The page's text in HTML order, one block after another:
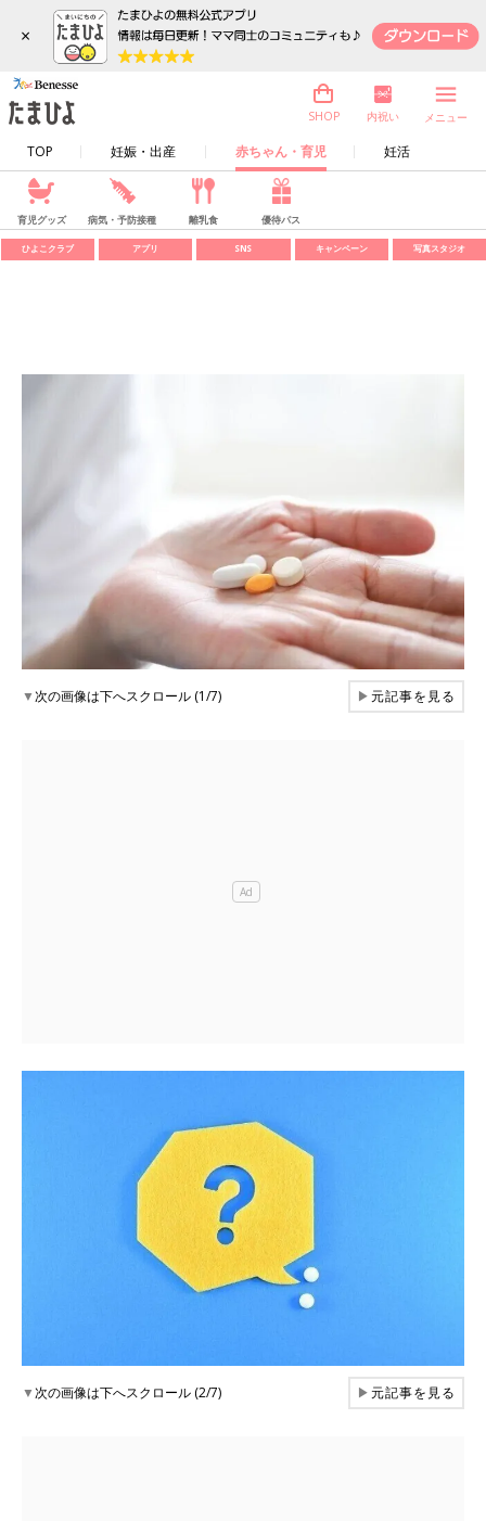
×
TOP 妊娠・出産 赤ちゃん・育児 妊活
SHOP 内祝い メニュー
育児グッズ 病気・予防接種 離乳食 優待パス
ひよこクラブ アプリ SNS キャンペーン 写真スタジオ
▼次の画像は下へスクロール (1/7) ▶元記事を見る
▼次の画像は下へスクロール (2/7) ▶元記事を見る